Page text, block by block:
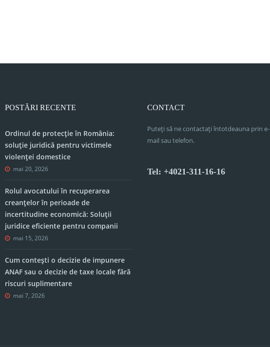
POSTĂRI RECENTE
Ordinul de protecție în România:
soluție juridică pentru victimele
violenței domestice
mai 20, 2026
Rolul avocatului în recuperarea
creanțelor în perioade de
incertitudine economică: Soluții
juridice eficiente pentru companii
mai 15, 2026
Cum contești o decizie de impunere
ANAF sau o decizie de taxe locale fără
riscuri suplimentare
mai 7, 2026
CONTACT
Puteți să ne contactați întotdeauna prin e-
mail sau telefon.
Tel: +4021-311-16-16